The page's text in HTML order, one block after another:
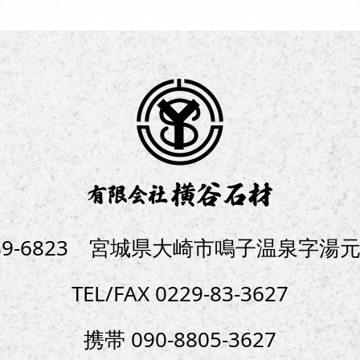
6823 宮城県大崎市鳴子温泉字湯
TEL/FAX 0229-83-3627
携帯 090-8805-3627